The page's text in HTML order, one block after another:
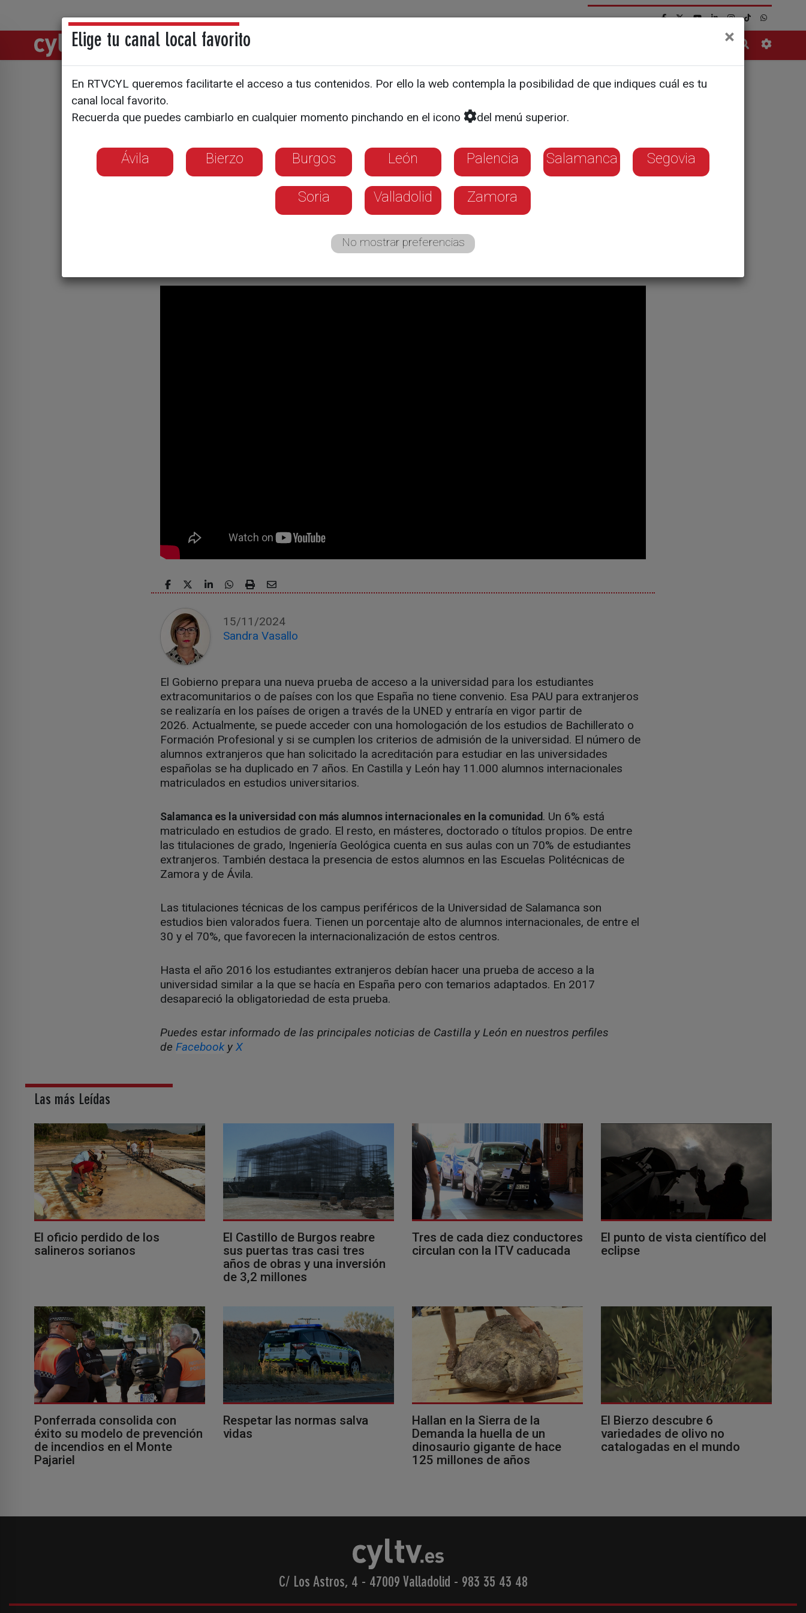
Directos Noticias
EDUCACIÓN
Las solicitudes de estudiantes
internacionales para estudiar un grado en las
universidades españolas se duplica en 7
En Castilla y León hay 11.000 alumnos internacionales matriculados en
15/11/2024
Sandra Vasallo
El Gobierno prepara una nueva prueba de acceso a la universidad para los estudiantes
extracomunitarios o de países con los que España no tiene convenio. Esa PAU para extranjeros
se realizaría en los países de origen a través de la UNED y entraría en vigor partir de
2026. Actualmente, se puede acceder con una homologación de los estudios de Bachillerato o
Formación Profesional y si se cumplen los criterios de admisión de la universidad. El número de
alumnos extranjeros que han solicitado la acreditación para estudiar en las universidades
españolas se ha duplicado en 7 años. En Castilla y León hay 11.000 alumnos internacionales
matriculados en estudios universitarios.
Salamanca es la universidad con más alumnos internacionales en la comunidad . Un 6% está
matriculado en estudios de grado. El resto, en másteres, doctorado o títulos propios. De entre
las titulaciones de grado, Ingeniería Geológica cuenta en sus aulas con un 70% de estudiantes
extranjeros. También destaca la presencia de estos alumnos en las Escuelas Politécnicas de
Zamora y de Ávila.
Las titulaciones técnicas de los campus periféricos de la Universidad de Salamanca son
estudios bien valorados fuera. Tienen un porcentaje alto de alumnos internacionales, de entre el
30 y el 70%, que favorecen la internacionalización de estos centros.
Hasta el año 2016 los estudiantes extranjeros debían hacer una prueba de acceso a la
universidad similar a la que se hacía en España pero con temarios adaptados. En 2017
desapareció la obligatoriedad de esta prueba.
Puedes estar informado de las principales noticias de Castilla y León en nuestros perfiles
de Facebooky X
Las más Leídas
El oficio perdido de los
salineros sorianos
El Castillo de Burgos reabre
sus puertas tras casi tres
años de obras y una inversión
de 3,2 millones
Tres de cada diez conductores
circulan con la ITV caducada
El punto de vista científico del
eclipse
Ponferrada consolida con
éxito su modelo de prevención
de incendios en el Monte
Pajariel
Respetar las normas salva
vidas
Hallan en la Sierra de la
Demanda la huella de un
dinosaurio gigante de hace
125 millones de años
El Bierzo descubre 6
variedades de olivo no
catalogadas en el mundo
C/ Los Astros, 4 - 47009 Valladolid - 983 35 43 48
Elige tu canal local favorito ×
En RTVCYL queremos facilitarte el acceso a tus contenidos. Por ello la web contempla la posibilidad de que indiques cuál es tu
canal local favorito.
Recuerda que puedes cambiarlo en cualquier momento pinchando en el icono
del menú superior.
Ávila Bierzo Burgos León Palencia Salamanca Segovia
Soria Valladolid Zamora
No mostrar preferencias